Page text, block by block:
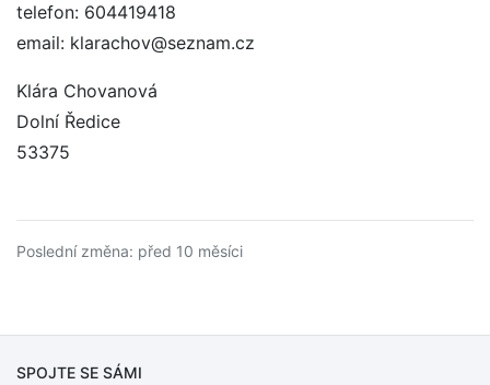
telefon: 604419418
email: klarachov@seznam.cz
Klára Chovanová
Dolní Ředice
53375
Poslední změna: před 10 měsíci
SPOJTE SE SÁMI